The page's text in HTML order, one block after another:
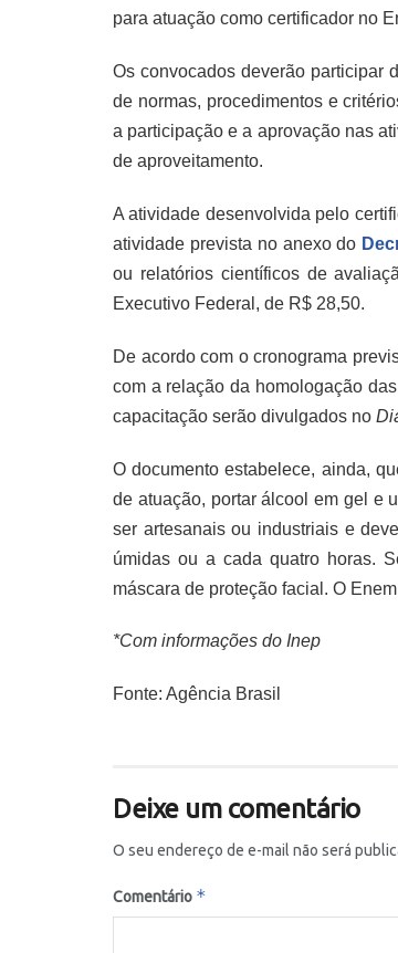
para atuação como certificador no
Os convocados deverão participar
de normas, procedimentos e
a participação e a aprovação nas
de aproveitamento.
A atividade desenvolvida pelo
atividade prevista no anexo do
ou relatórios científicos de
Executivo Federal, de R$ 28,50.
De acordo com o cronograma
com a relação da homologação
capacitação serão divulgados no
O documento estabelece, ainda,
de atuação, portar álcool em gel e
ser artesanais ou industriais e
úmidas ou a cada quatro horas.
máscara de proteção facial. O
*Com informações do Inep
Fonte: Agência Brasil
Deixe um comentário
O seu endereço de e-mail não será
Comentário *